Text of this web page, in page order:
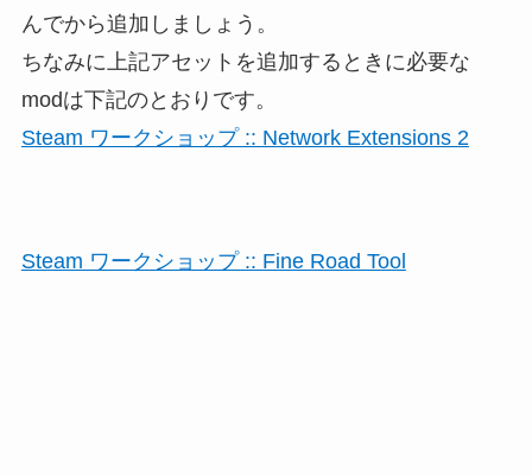
んでから追加しましょう。
ちなみに上記アセットを追加するときに必要な
modは下記のとおりです。
Steam ワークショップ :: Network Extensions 2
Steam ワークショップ :: Fine Road Tool